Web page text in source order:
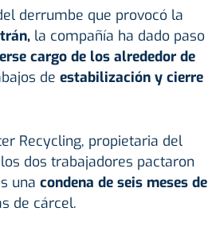
derrumbe que provocó la
la compañía ha dado paso
cargo de los alrededor de
de estabilización y cierre
Recycling, propietaria del
dos trabajadores pactaron
una condena de seis meses de
de cárcel.